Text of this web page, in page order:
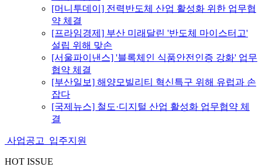
[머니투데이] 전력반도체 산업 활성화 위한 업무협
약 체결
[프라임경제] 부산 미래달린 '반도체 마이스터고'
설립 위해 맞손
[서울파이낸스] '블록체인 식품안전인증 강화' 업무
협약 체결
[부산일보] 해양모빌리티 혁신특구 위해 유럽과 손
잡다
[국제뉴스] 철도·디지털 산업 활성화 업무협약 체
결
사업공고 입주지원
HOT ISSUE